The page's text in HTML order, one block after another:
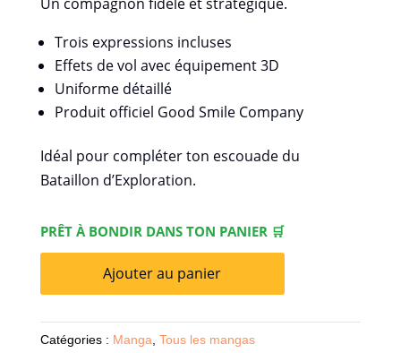
Trois expressions incluses
Effets de vol avec équipement 3D
Uniforme détaillé
Produit officiel Good Smile Company
Idéal pour compléter ton escouade du
Bataillon d’Exploration.
PRÊT À BONDIR DANS TON PANIER 🛒
Ajouter au panier
Catégories : Manga Tous les mangas